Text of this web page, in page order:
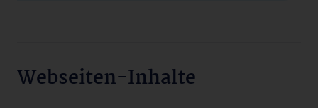
Webseiten-Inhalte